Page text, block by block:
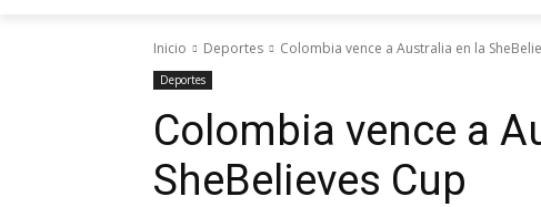
Inicio Deportes Colombia vence a Australia en la
Deportes
Colombia vence a
SheBelieves Cup